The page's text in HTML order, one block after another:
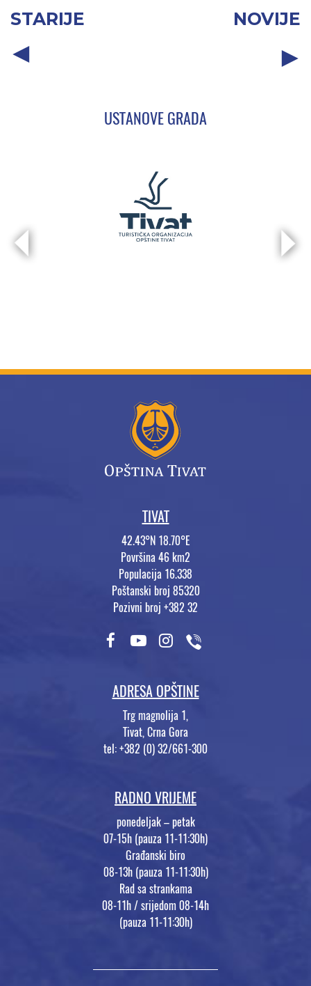
STARIJE NOVIJE
USTANOVE GRADA
TIVAT
42.43°N 18.70°E
Površina 46 km2
Populacija 16.338
Poštanski broj 85320
Pozivni broj +382 32
ADRESA OPŠTINE
Trg magnolija 1,
Tivat, Crna Gora
tel: +382 (0) 32/661-300
RADNO VRIJEME
ponedeljak – petak
07-15h (pauza 11-11:30h)
Građanski biro
08-13h (pauza 11-11:30h)
Rad sa strankama
08-11h / srijedom 08-14h
(pauza 11-11:30h)